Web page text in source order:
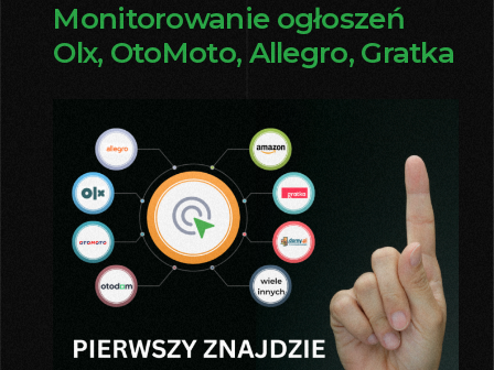
Monitorowanie ogłoszeń
Olx, OtoMoto, Allegro, Gratka